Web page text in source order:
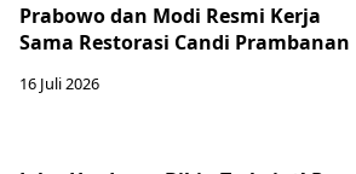
Prabowo dan Modi Resmi Kerja
Sama Restorasi Candi Prambanan
16 Juli 2026